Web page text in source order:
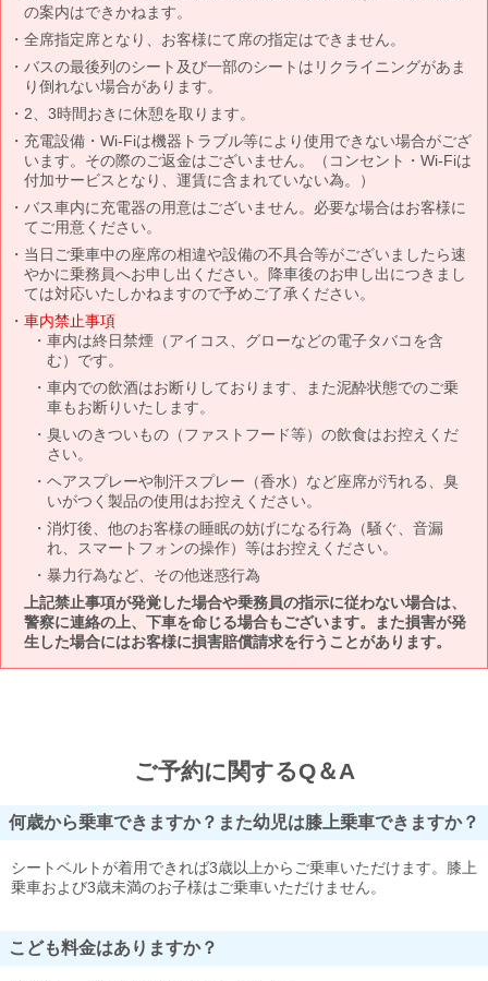
の案内はできかねます。
全席指定席となり、お客様にて席の指定はできません。
バスの最後列のシート及び一部のシートはリクライニングがあま
り倒れない場合があります。
2、3時間おきに休憩を取ります。
充電設備・Wi-Fiは機器トラブル等により使用できない場合がござ
います。その際のご返金はございません。（コンセント・Wi-Fiは
付加サービスとなり、運賃に含まれていない為。）
バス車内に充電器の用意はございません。必要な場合はお客様に
てご用意ください。
当日ご乗車中の座席の相違や設備の不具合等がございましたら速
やかに乗務員へお申し出ください。降車後のお申し出につきまし
ては対応いたしかねますので予めご了承ください。
車内禁止事項
車内は終日禁煙（アイコス、グローなどの電子タバコを含
む）です。
車内での飲酒はお断りしております、また泥酔状態でのご乗
車もお断りいたします。
臭いのきついもの（ファストフード等）の飲食はお控えくだ
さい。
ヘアスプレーや制汗スプレー（香水）など座席が汚れる、臭
いがつく製品の使用はお控えください。
消灯後、他のお客様の睡眠の妨げになる行為（騒ぐ、音漏
れ、スマートフォンの操作）等はお控えください。
暴力行為など、その他迷惑行為
上記禁止事項が発覚した場合や乗務員の指示に従わない場合は、
警察に連絡の上、下車を命じる場合もございます。また損害が発
生した場合にはお客様に損害賠償請求を行うことがあります。
ご予約に関するQ＆A
何歳から乗車できますか？また幼児は膝上乗車できますか？
シートベルトが着用できれば3歳以上からご乗車いただけます。膝上
乗車および3歳未満のお子様はご乗車いただけません。
こども料金はありますか？